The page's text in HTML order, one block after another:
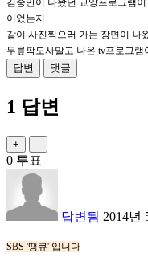
김중만이 나왔던 교양프로그램
이었는지
같이 사진찍으러 가는 장면이 나
무릎팍도사말고 나온 tv프로그램
1 답변
0 투표
답변됨 2014년
SBS '땡큐' 입니다